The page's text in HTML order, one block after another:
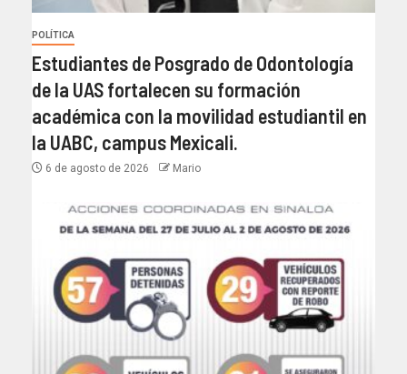
POLÍTICA
Estudiantes de Posgrado de Odontología
de la UAS fortalecen su formación
académica con la movilidad estudiantil en
la UABC, campus Mexicali.
6 de agosto de 2026 Mario